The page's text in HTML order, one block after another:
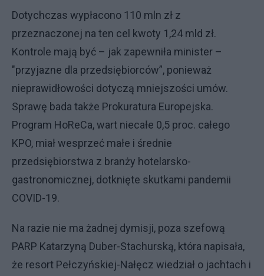
Dotychczas wypłacono 110 mln zł z
przeznaczonej na ten cel kwoty 1,24 mld zł.
Kontrole mają być – jak zapewniła minister –
"przyjazne dla przedsiębiorców”, ponieważ
nieprawidłowości dotyczą mniejszości umów.
Sprawę bada także Prokuratura Europejska.
Program HoReCa, wart niecałe 0,5 proc. całego
KPO, miał wesprzeć małe i średnie
przedsiębiorstwa z branży hotelarsko-
gastronomicznej, dotknięte skutkami pandemii
COVID-19.
Na razie nie ma żadnej dymisji, poza szefową
PARP Katarzyną Duber-Stachurską, która napisała,
że resort Pełczyńskiej-Nałęcz wiedział o jachtach i